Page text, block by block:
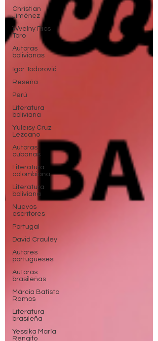
Christian
Jiménez
Wvelny Rios
Toro
Autoras
bolivianas
Igor Todorović
Reseña
Perú
Literatura
boliviana
Yuleisy Cruz
Lezcano
Autoras
cubanas
Literatura
colombiana
Literatura
boliviana
Nuevos
escritores
Portugal
David Crauley
Autores
portugueses
Autoras
brasileñas
Márcia Batista
Ramos
Literatura
brasileña
Yessika María
Rengifo